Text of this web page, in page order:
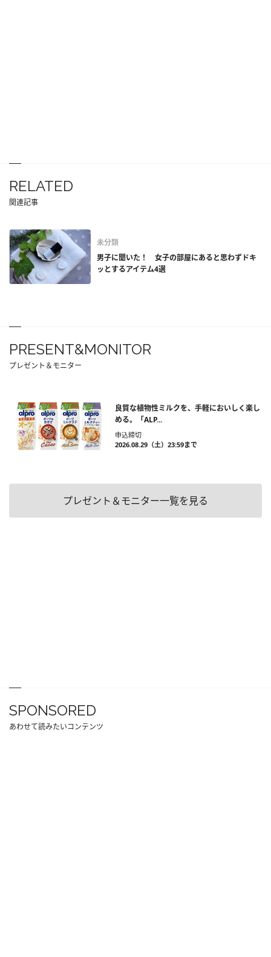
RELATED
関連記事
未分類
男子に聞いた！ 女子の部屋にあると思わずドキ
ッとするアイテム4選
PRESENT&MONITOR
プレゼント＆モニター
良質な植物性ミルクを、手軽においしく楽し
める。「ALP...
申込締切
2026.08.29（土）23:59まで
プレゼント＆モニター一覧を見る
SPONSORED
あわせて読みたいコンテンツ